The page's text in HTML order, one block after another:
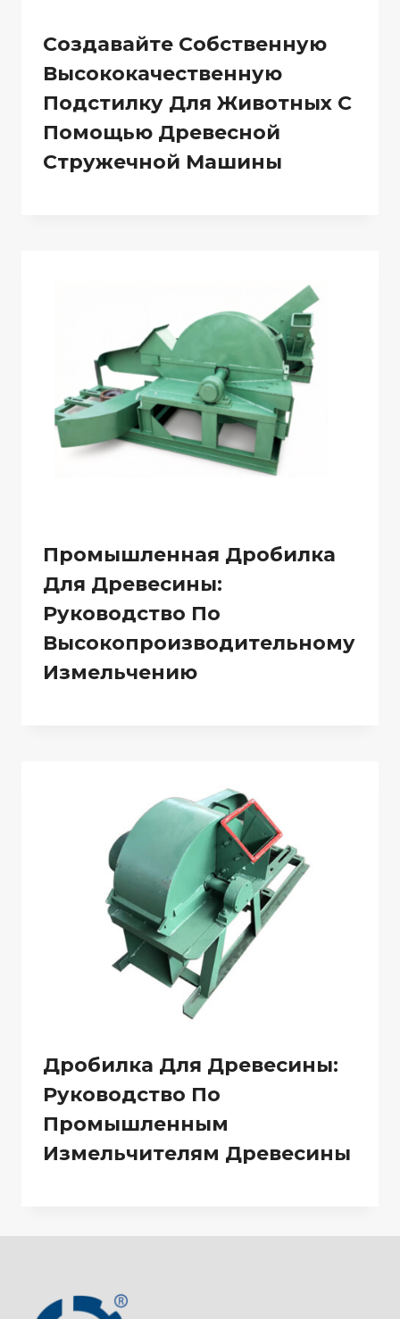
Создавайте Собственную
Высококачественную
Подстилку Для Животных С
Помощью Древесной
Стружечной Машины
Промышленная Дробилка
Для Древесины:
Руководство По
Высокопроизводительному
Измельчению
Дробилка Для Древесины:
Руководство По
Промышленным
Измельчителям Древесины